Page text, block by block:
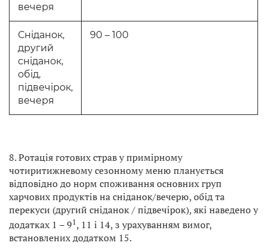
вечеря
Сніданок,
другий
сніданок,
обід,
підвечірок,
вечеря
90 – 100
8. Ротація готових страв у примірному
чотиритижневому сезонному меню планується
відповідно до норм споживання основних груп
харчових продуктів на сніданок/вечерю, обід та
перекуси (другий сніданок / підвечірок), які наведено у
додатках 1 – 91, 11 і 14, з урахуванням вимог,
встановлених додатком 15.